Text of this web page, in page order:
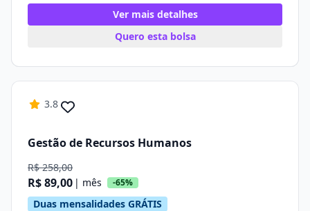
Ver mais detalhes
Quero esta bolsa
3.8
Gestão de Recursos Humanos
R$ 258,00
R$ 89,00 | mês -65%
Duas mensalidades GRÁTIS